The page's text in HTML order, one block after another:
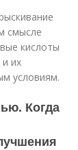
смысле
кислоты
их
условиям.
Когда